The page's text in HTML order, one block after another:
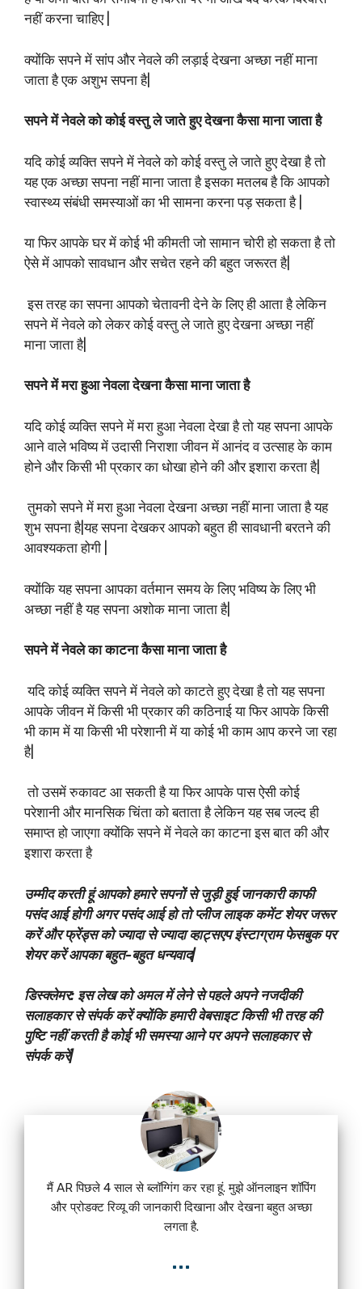
नहीं करना चाहिए |
क्योंकि सपने में सांप और नेवले की लड़ाई देखना अच्छा नहीं माना
जाता है एक अशुभ सपना है|
सपने में नेवले को कोई वस्तु ले जाते हुए देखना कैसा माना जाता है
यदि कोई व्यक्ति सपने में नेवले को कोई वस्तु ले जाते हुए देखा है तो
यह एक अच्छा सपना नहीं माना जाता है इसका मतलब है कि आपको
स्वास्थ्य संबंधी समस्याओं का भी सामना करना पड़ सकता है |
या फिर आपके घर में कोई भी कीमती जो सामान चोरी हो सकता है तो
ऐसे में आपको सावधान और सचेत रहने की बहुत जरूरत है|
इस तरह का सपना आपको चेतावनी देने के लिए ही आता है लेकिन
सपने में नेवले को लेकर कोई वस्तु ले जाते हुए देखना अच्छा नहीं
माना जाता है|
सपने में मरा हुआ नेवला देखना कैसा माना जाता है
यदि कोई व्यक्ति सपने में मरा हुआ नेवला देखा है तो यह सपना आपके
आने वाले भविष्य में उदासी निराशा जीवन में आनंद व उत्साह के काम
होने और किसी भी प्रकार का धोखा होने की और इशारा करता है|
तुमको सपने में मरा हुआ नेवला देखना अच्छा नहीं माना जाता है यह
शुभ सपना है|यह सपना देखकर आपको बहुत ही सावधानी बरतने की
आवश्यकता होगी |
क्योंकि यह सपना आपका वर्तमान समय के लिए भविष्य के लिए भी
अच्छा नहीं है यह सपना अशोक माना जाता है|
सपने में नेवले का काटना कैसा माना जाता है
यदि कोई व्यक्ति सपने में नेवले को काटते हुए देखा है तो यह सपना
आपके जीवन में किसी भी प्रकार की कठिनाई या फिर आपके किसी
भी काम में या किसी भी परेशानी में या कोई भी काम आप करने जा रहा
है|
तो उसमें रुकावट आ सकती है या फिर आपके पास ऐसी कोई
परेशानी और मानसिक चिंता को बताता है लेकिन यह सब जल्द ही
समाप्त हो जाएगा क्योंकि सपने में नेवले का काटना इस बात की और
इशारा करता है
उम्मीद करती हूं आपको हमारे सपनों से जुड़ी हुई जानकारी काफी
पसंद आई होगी अगर पसंद आई हो तो प्लीज लाइक कमेंट शेयर जरूर
करें और फ्रेंड्स को ज्यादा से ज्यादा व्हाट्सएप इंस्टाग्राम फेसबुक पर
शेयर करें आपका बहुत-बहुत धन्यवाद|
डिस्क्लेमर: इस लेख को अमल में लेने से पहले अपने नजदीकी
सलाहकार से संपर्क करें क्योंकि हमारी वेबसाइट किसी भी तरह की
पुष्टि नहीं करती है कोई भी समस्या आने पर अपने सलाहकार से
संपर्क करें|
मैं AR पिछले 4 साल से ब्लॉग्गिंग कर रहा हूं. मुझे ऑनलाइन शॉपिंग
और प्रोडक्ट रिव्यू की जानकारी दिखाना और देखना बहुत अच्छा
लगता है.
...